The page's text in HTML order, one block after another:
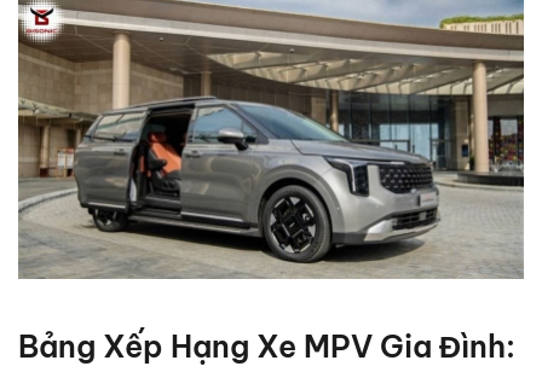
Bảng Xếp Hạng Xe MPV Gia Đình: